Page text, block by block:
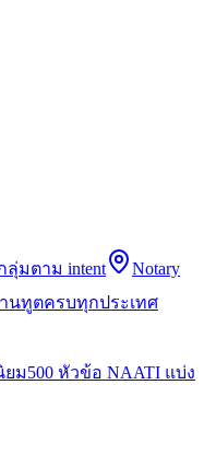
ลุ่มตาม intent
Notary
านทูตครบทุกประเทศ
ยม500 หัวข้อ NAATI แบ่ง